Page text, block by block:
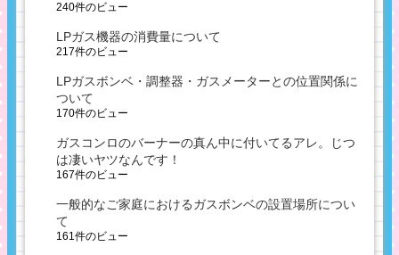
240件のビュー
LPガス機器の消費量について
217件のビュー
LPガスボンベ・調整器・ガスメーターとの位置関係に
ついて
170件のビュー
ガスコンロのバーナーの真ん中に付いてるアレ。じつ
は凄いヤツなんです！
167件のビュー
一般的なご家庭におけるガスボンベの設置場所につい
て
161件のビュー